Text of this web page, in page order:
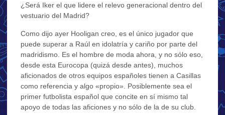
¿Será Iker el que lidere el relevo generacional dentro del
vestuario del Madrid?
Como dijo ayer Hooligan creo, es el único jugador que
puede superar a Raúl en idolatría y cariño por parte del
madridismo. Es el hombre de moda ahora, y no sólo eso,
desde esta Eurocopa (quizá desde antes), muchos
aficionados de otros equipos españoles tienen a Casillas
como referencia y algo «propio». Posiblemente sea el
primer futbolista español que concite en sí mismo tal
apoyo de todas las aficiones y no sólo de la de su club.